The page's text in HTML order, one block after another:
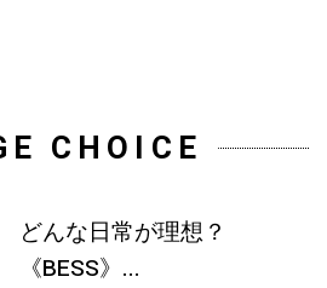
CHOICE
どんな日常が理想？
《BESS》...